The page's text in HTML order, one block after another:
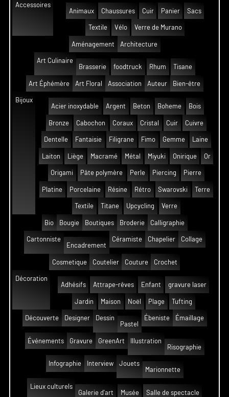
Accessoires
Animaux
Chaussures Cuir Panier Sacs
Textile Vélo Verre de Murano
Aménagement Architecture
Art Culinaire
Brasserie
foodtruck Rhum Tisane
Art Éphémère Art Floral Association Auteur Bien-être
Bijoux
Acier inoxydable
Argent Beton Boheme Bois
Bronze Cabochon Coraux Cristal Cuir Cuivre
Dentelle Fantaisie Filigrane Fimo Gemme Laine
Laiton Liège Macramé Métal Miyuki Onirique Or
Origami Pâte polymère Perle Piercing Pierre
Platine Porcelaine Résine Rétro Swarovski Terre
Textile Titane Upcycling Verre
Bio Bougie Boutiques Broderie Calligraphie
Cartonniste
Encadrement
Céramiste Chapelier Collage
Cosmetique Coutelier Couture Crochet
Décoration
Adhésifs
Attrape-rêves Enfant gravure laser
Jardin Maison Noël Plage Tufting
Découverte Designer
Dessin
Pastel
Ébeniste Émaillage
Événements Gravure GreenArt
Illustration
Risographie
Infographie Interview
Jouets
Marionnette
Lieux culturels
Galerie d'art
Musée Salle de spectacle